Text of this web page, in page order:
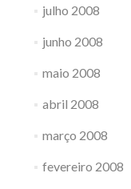
julho 2008
junho 2008
maio 2008
abril 2008
março 2008
fevereiro 2008